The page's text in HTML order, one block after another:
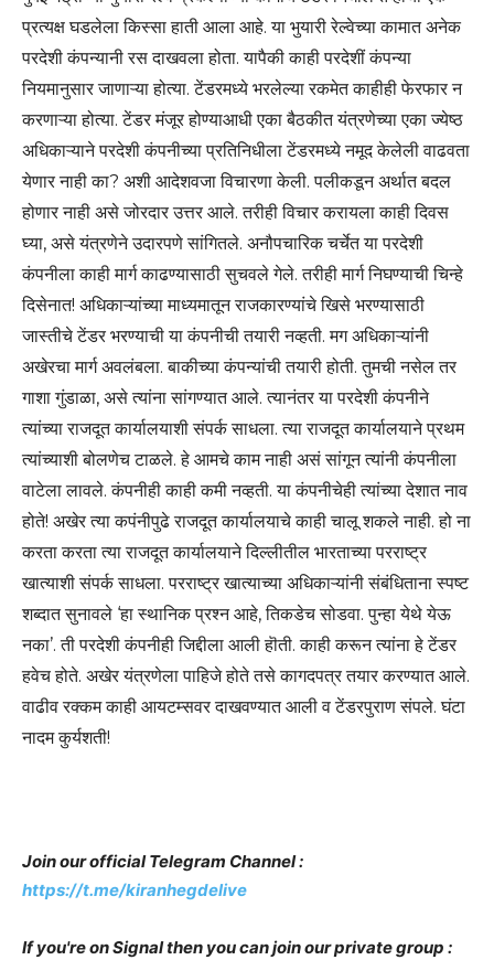
प्रत्यक्ष घडलेला किस्सा हाती आला आहे. या भुयारी रेल्वेच्या कामात अनेक
परदेशी कंपन्यानी रस दाखवला होता. यापैकी काही परदेशीं कंपन्या
नियमानुसार जाणाऱ्या होत्या. टेंडरमध्ये भरलेल्या रकमेत काहीही फेरफार न
करणाऱ्या होत्या. टेंडर मंजूर होण्याआधी एका बैठकीत यंत्रणेच्या एका ज्येष्ठ
अधिकाऱ्याने परदेशी कंपनीच्या प्रतिनिधीला टेंडरमध्ये नमूद केलेली वाढवता
येणार नाही का? अशी आदेशवजा विचारणा केली. पलीकडून अर्थात बदल
होणार नाही असे जोरदार उत्तर आले. तरीही विचार करायला काही दिवस
घ्या, असे यंत्रणेने उदारपणे सांगितले. अनौपचारिक चर्चेत या परदेशी
कंपनीला काही मार्ग काढण्यासाठी सुचवले गेले. तरीही मार्ग निघण्याची चिन्हे
दिसेनात! अधिकाऱ्यांच्या माध्यमातून राजकारण्यांचे खिसे भरण्यासाठी
जास्तीचे टेंडर भरण्याची या कंपनीची तयारी नव्हती. मग अधिकाऱ्यांनी
अखेरचा मार्ग अवलंबला. बाकीच्या कंपन्यांची तयारी होती. तुमची नसेल तर
गाशा गुंडाळा, असे त्यांना सांगण्यात आले. त्यानंतर या परदेशी कंपनीने
त्यांच्या राजदूत कार्यालयाशी संपर्क साधला. त्या राजदूत कार्यालयाने प्रथम
त्यांच्याशी बोलणेच टाळले. हे आमचे काम नाही असं सांगून त्यांनी कंपनीला
वाटेला लावले. कंपनीही काही कमी नव्हती. या कंपनीचेही त्यांच्या देशात नाव
होते! अखेर त्या कपंनीपुढे राजदूत कार्यालयाचे काही चालू शकले नाही. हो ना
करता करता त्या राजदूत कार्यालयाने दिल्लीतील भारताच्या परराष्ट्र
खात्याशी संपर्क साधला. परराष्ट्र खात्याच्या अधिकाऱ्यांनी संबंधिताना स्पष्ट
शब्दात सुनावले ‘हा स्थानिक प्रश्न आहे, तिकडेच सोडवा. पुन्हा येथे येऊ
नका’. ती परदेशी कंपनीही जिद्दीला आली हॊती. काही करून त्यांना हे टेंडर
हवेच होते. अखेर यंत्रणेला पाहिजे होते तसे कागदपत्र तयार करण्यात आले.
वाढीव रक्कम काही आयटम्सवर दाखवण्यात आली व टेंडरपुराण संपले. घंटा
नादम कुर्यशती!
Join our official Telegram Channel :
https://t.me/kiranhegdelive
If you're on Signal then you can join our private group :